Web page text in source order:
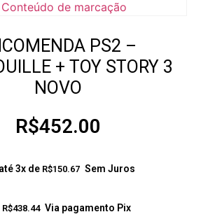
PS2 –
+ TOY STORY 3
NOVO
R$452.00
3x de R$150.67 Sem Juros
R$438.44 Via pagamento Pix